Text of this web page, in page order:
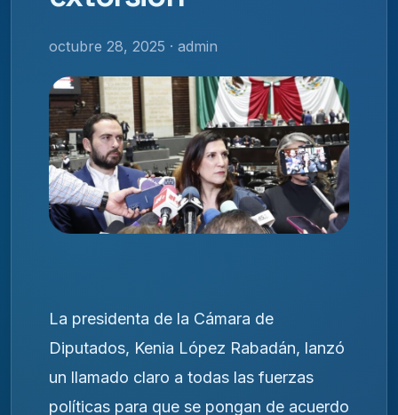
octubre 28, 2025 · admin
La presidenta de la Cámara de
Diputados, Kenia López Rabadán, lanzó
un llamado claro a todas las fuerzas
políticas para que se pongan de acuerdo